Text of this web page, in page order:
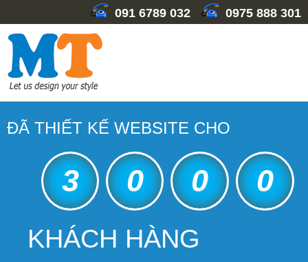
091 6789 032 0975 888 301
ĐÃ THIẾT KẾ WEBSITE CHO
3 0 0 0
KHÁCH HÀNG